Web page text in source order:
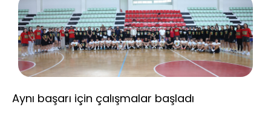
Aynı başarı için çalışmalar başladı